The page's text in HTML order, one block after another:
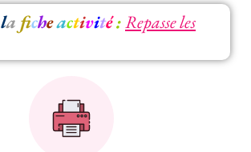
la fcheactivité:Repasse les